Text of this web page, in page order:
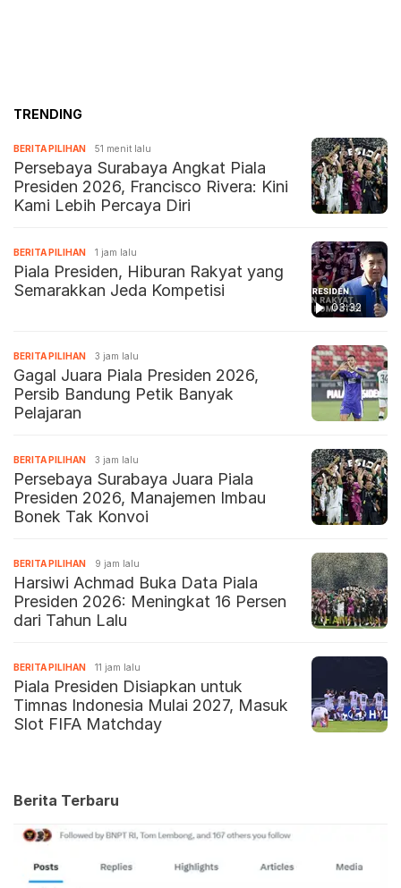
TRENDING
BERITA PILIHAN 51 menit lalu
Persebaya Surabaya Angkat Piala
Presiden 2026, Francisco Rivera: Kini
Kami Lebih Percaya Diri
03:32
BERITA PILIHAN 1 jam lalu
Piala Presiden, Hiburan Rakyat yang
Semarakkan Jeda Kompetisi
BERITA PILIHAN 3 jam lalu
Gagal Juara Piala Presiden 2026,
Persib Bandung Petik Banyak
Pelajaran
BERITA PILIHAN 3 jam lalu
Persebaya Surabaya Juara Piala
Presiden 2026, Manajemen Imbau
Bonek Tak Konvoi
BERITA PILIHAN 9 jam lalu
Harsiwi Achmad Buka Data Piala
Presiden 2026: Meningkat 16 Persen
dari Tahun Lalu
BERITA PILIHAN 11 jam lalu
Piala Presiden Disiapkan untuk
Timnas Indonesia Mulai 2027, Masuk
Slot FIFA Matchday
Berita Terbaru